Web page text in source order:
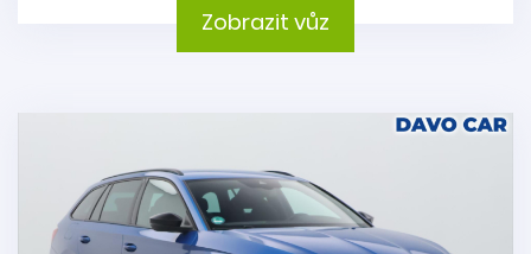
Zobrazit vůz